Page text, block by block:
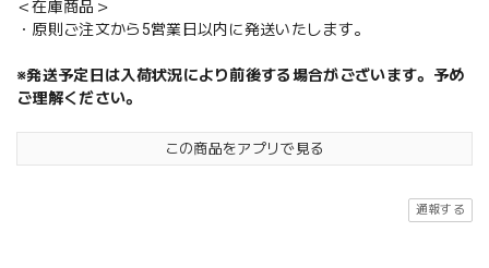
＜在庫商品＞
・原則ご注文から5営業日以内に発送いたします。
※発送予定日は入荷状況により前後する場合がございます。予め
ご理解ください。
この商品をアプリで見る
通報する